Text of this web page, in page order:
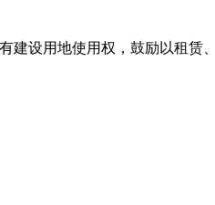
设用地使用权，鼓励以租赁